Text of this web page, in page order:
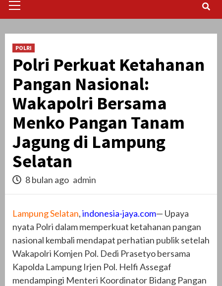
Menu
POLRI
Polri Perkuat Ketahanan
Pangan Nasional:
Wakapolri Bersama
Menko Pangan Tanam
Jagung di Lampung
Selatan
8 bulan ago admin
Lampung Selatan,indonesia-jaya.com— Upaya
nyata Polri dalam memperkuat ketahanan pangan
nasional kembali mendapat perhatian publik setelah
Wakapolri Komjen Pol. Dedi Prasetyo bersama
Kapolda Lampung Irjen Pol. Helfi Assegaf
mendampingi Menteri Koordinator Bidang Pangan